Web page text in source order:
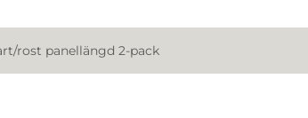
rost panellängd 2-pack